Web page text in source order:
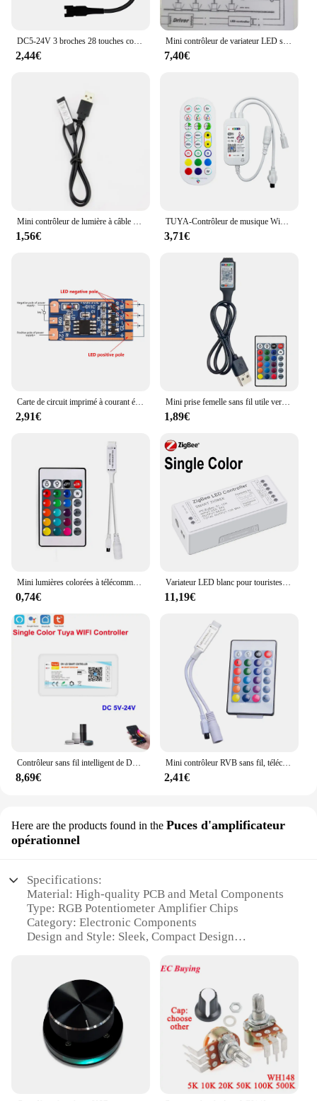
DC5-24V 3 broches 28 touches contrôleur Led avec Pixel intelligent Bluetooth musique télécommande pour adressable individuel 5050 RGB bande lumineuse
2,44€
Mini contrôleur de variateur LED sans fil, télécommande RF pour contrôler un seul document, éclairage à intensité variable RVB, DC 12V
7,40€
Mini contrôleur de lumière à câble LED RVB, variateur USB, télécommande pour bande lumineuse, 3 touches, DC 5V, 2835, 5050, 3528
1,56€
TUYA-Contrôleur de musique WiFi LED RGB, Smart Life pour Alexa Google, contrôleur de lumière intelligente à 2 ports avec télécommande 24 prédire
3,71€
Carte de circuit imprimé à courant élevé, interrupteur à bouton, lampe à documents, technologie RVB, 11 types de modes, 5V-12V, accessoires d'éclairage, 5 pièces
2,91€
Mini prise femelle sans fil utile vers connecteur 4 broches, adaptateur de contrôleur RVB, bande lumineuse LED Bluetooth
1,89€
Mini lumières colorées à télécommande infrarouge de la clé 24 IR RVB DC5-12V avec le gradateur à distance de lumières de bande du contrôleur LED
0,74€
Variateur LED blanc pour touristes, bande lumineuse à intensité variable, RVB, RGBW, CCT, Zigbee, Tuya, Smart Andrea Group Control, DC5V -24V
11,19€
Contrôleur sans fil intelligent de DC12V-24V de Wifi de Tuya CCT/RGB/RGBW 5050/2835 contrôleur de lumière de bande de LED pour Alexa GoogleHome Smartlife
8,69€
Mini contrôleur RVB sans fil, télécommande IR à 24 touches, thoracRVB à 4 broches, éclairage de bande LED 5050, gradateur LED CC, 12 V, DC 12 V
2,41€
Here are the products found in the Puces d'amplificateur
opérationnel
Specifications:
Material: High-quality PCB and Metal Components
Type: RGB Potentiometer Amplifier Chips
Category: Electronic Components
Design and Style: Sleek, Compact Design
Performance and Property: High Precision and
Durability
Parts and Accessories: Complete Sets for Easy
Integration
Features:
|Wholesale|